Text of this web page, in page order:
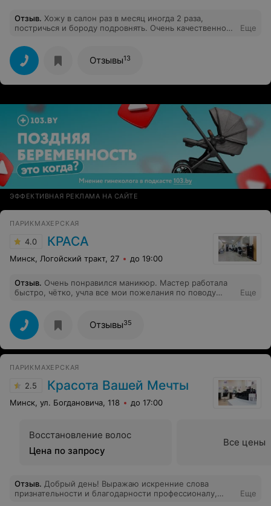
Отзыв. Хожу в салон раз в месяц иногда 2 раза,
постричься и бороду подровнять. Очень качественно
Еще
Отзывы13
ЭФФЕКТИВНАЯ РЕКЛАМА НА САЙТЕ
ПАРИКМАХЕРСКАЯ
4.0 КРАСА
Минск, Логойский тракт, 27 до 19:00
Отзыв. Очень понравился маникюр. Мастер работала
быстро, чётко, учла все мои пожелания по поводу
рекомендовать своим знакомым и друзьям!
Еще
Отзывы35
ПАРИКМАХЕРСКАЯ
2.5 Красота Вашей Мечты
Минск, ул. Богдановича, 118 до 17:00
Восстановление волос
Цена по запросу
Все цены
Отзыв. Добрый день! Выражаю искренние слова
признательности и благодарности профессионалу,
Еще